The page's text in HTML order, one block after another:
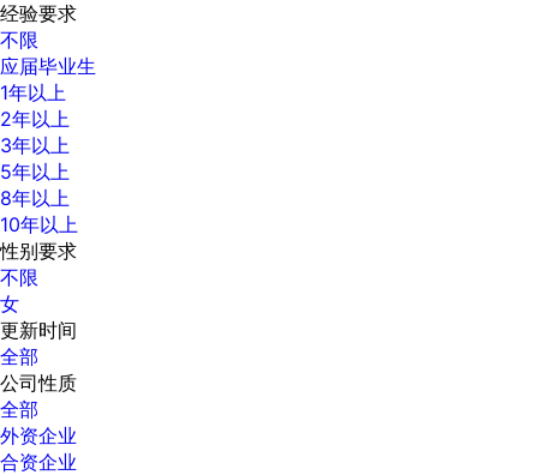
经验要求
不限
应届毕业生
1年以上
2年以上
3年以上
5年以上
8年以上
10年以上
性别要求
不限
女
更新时间
全部
公司性质
全部
外资企业
合资企业